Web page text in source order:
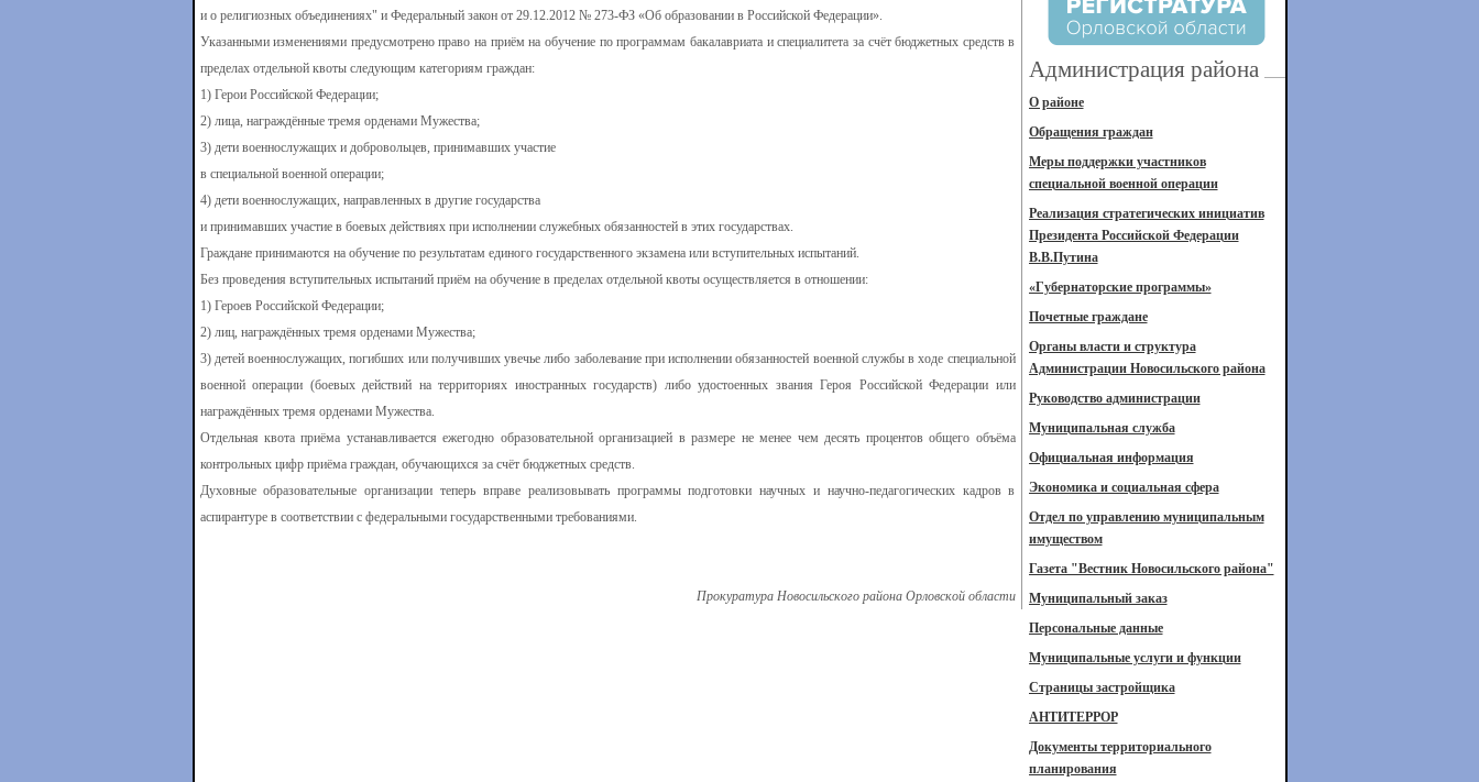
и о религиозных объединениях" и Федеральный закон от 29.12.2012 № 273-ФЗ «Об образовании в Российской Федерации».
Указанными изменениями предусмотрено право на приём на обучение по программам бакалавриата и специалитета за счёт бюджетных средств в
пределах отдельной квоты следующим категориям граждан:
1) Герои Российской Федерации;
2) лица, награждённые тремя орденами Мужества;
3) дети военнослужащих и добровольцев, принимавших участие
в специальной военной операции;
4) дети военнослужащих, направленных в другие государства
и принимавших участие в боевых действиях при исполнении служебных обязанностей в этих государствах.
Граждане принимаются на обучение по результатам единого государственного экзамена или вступительных испытаний.
Без проведения вступительных испытаний приём на обучение в пределах отдельной квоты осуществляется в отношении:
1) Героев Российской Федерации;
2) лиц, награждённых тремя орденами Мужества;
3) детей военнослужащих, погибших или получивших увечье либо заболевание при исполнении обязанностей военной службы в ходе специальной
военной операции (боевых действий на территориях иностранных государств) либо удостоенных звания Героя Российской Федерации или
награждённых тремя орденами Мужества.
Отдельная квота приёма устанавливается ежегодно образовательной организацией в размере не менее чем десять процентов общего объёма
контрольных цифр приёма граждан, обучающихся за счёт бюджетных средств.
Духовные образовательные организации теперь вправе реализовывать программы подготовки научных и научно-педагогических кадров в
аспирантуре в соответствии с федеральными государственными требованиями.
Прокуратура Новосильского района Орловской области
Администрация района
О районе
Обращения граждан
Меры поддержки участников
специальной военной операции
Реализация стратегических инициатив
Президента Российской Федерации
В.В.Путина
«Губернаторские программы»
Почетные граждане
Органы власти и структура
Администрации Новосильского района
Руководство администрации
Муниципальная служба
Официальная информация
Экономика и социальная сфера
Отдел по управлению муниципальным
имуществом
Газета "Вестник Новосильского района"
Муниципальный заказ
Персональные данные
Муниципальные услуги и функции
Страницы застройщика
АНТИТЕРРОР
Документы территориального
планирования